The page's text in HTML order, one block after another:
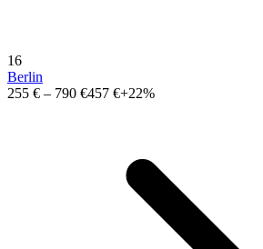
16
Berlin
255 € – 790 €457 €+22%